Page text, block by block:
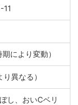
11
により変動）
異なる）
し、おいCベリ